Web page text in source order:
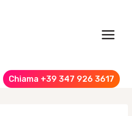
Chiama +39 347 926 3617